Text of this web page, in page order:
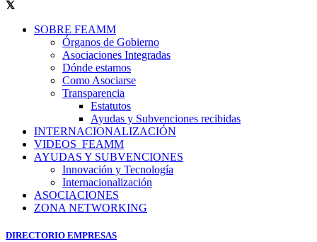
SOBRE FEAMM
Órganos de Gobierno
Asociaciones Integradas
Dónde estamos
Como Asociarse
Transparencia
Estatutos
Ayudas y Subvenciones recibidas
INTERNACIONALIZACIÓN
VIDEOS_FEAMM
AYUDAS Y SUBVENCIONES
Innovación y Tecnología
Internacionalización
ASOCIACIONES
ZONA NETWORKING
DIRECTORIO EMPRESAS